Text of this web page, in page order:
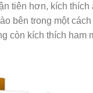
tiên hơn, kích thích
bên trong một
còn kích thích ham